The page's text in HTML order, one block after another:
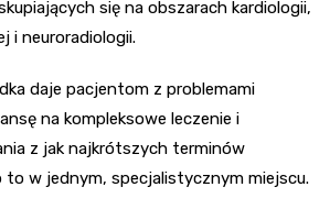
się na obszarach kardiologii,
i neuroradiologii.
daje pacjentom z problemami
na kompleksowe leczenie i
z jak najkrótszych terminów
w jednym, specjalistycznym miejscu.